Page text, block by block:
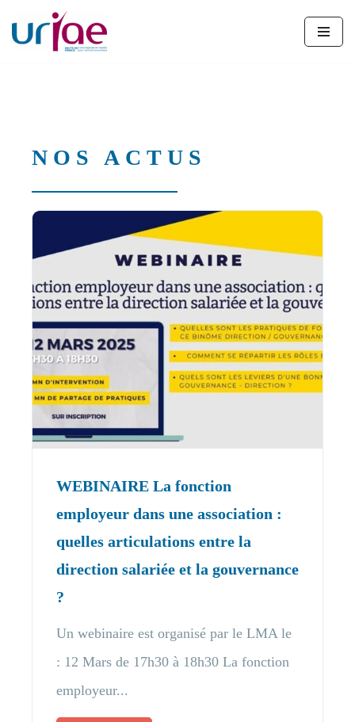
Aller
NOS ACTUS
WEBINAIRE La fonction
employeur dans une association :
quelles articulations entre la
direction salariée et la gouvernance
?
Un webinaire est organisé par le LMA le
: 12 Mars de 17h30 à 18h30 La fonction
employeur...